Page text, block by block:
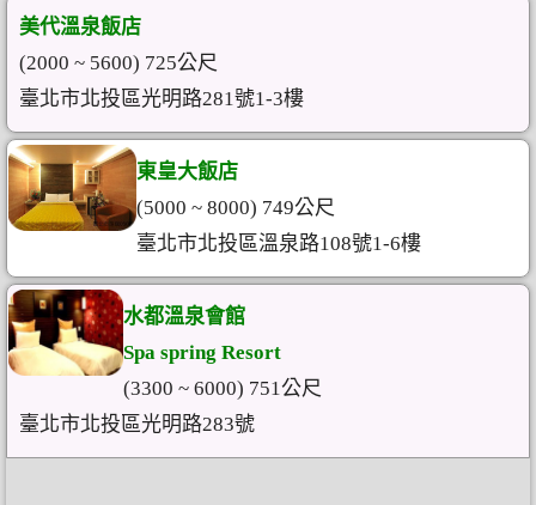
美代溫泉飯店
(2000 ~ 5600) 725公尺
臺北市北投區光明路281號1-3樓
東皇大飯店
(5000 ~ 8000) 749公尺
臺北市北投區溫泉路108號1-6樓
水都溫泉會館
Spa spring Resort
(3300 ~ 6000) 751公尺
臺北市北投區光明路283號